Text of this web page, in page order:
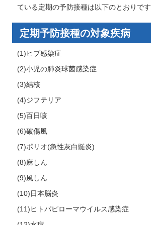
ている定期の予防接種は以下のとおりで
定期予防接種の対象疾病
(1)ヒブ感染症
(2)小児の肺炎球菌感染症
(3)結核
(4)ジフテリア
(5)百日咳
(6)破傷風
(7)ポリオ(急性灰白髄炎)
(8)麻しん
(9)風しん
(10)日本脳炎
(11)ヒトパピローマウイルス感染症